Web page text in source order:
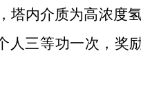
塔内介质为高浓度
人三等功一次 ，奖